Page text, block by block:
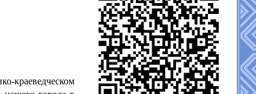
краеведческом